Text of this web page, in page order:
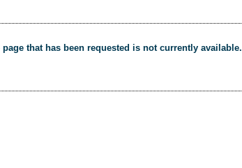
that has been requested is not currently available.